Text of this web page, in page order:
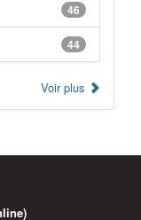
46
44
Voir plus